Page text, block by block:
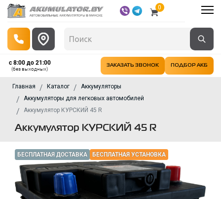
0
с 8:00 до 21:00
(без выходных)
ЗАКАЗАТЬ ЗВОНОК ПОДБОР АКБ
Главная Каталог
Аккумуляторы
Аккумуляторы для легковых автомобилей
Аккумулятор КУРСКИЙ 45 R
Аккумулятор КУРСКИЙ 45 R
БЕСПЛАТНАЯ ДОСТАВКА БЕСПЛАТНАЯ УСТАНОВКА